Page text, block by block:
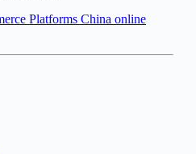
Platforms China online